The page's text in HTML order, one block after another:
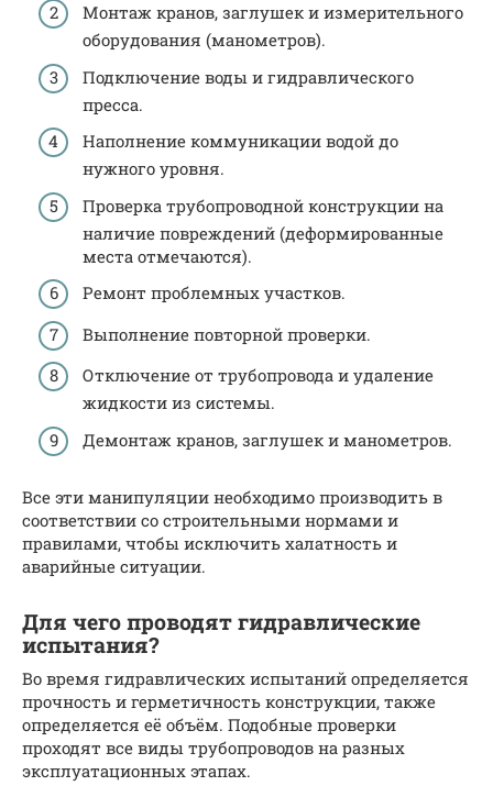
Монтаж кранов, заглушек и измерительного
оборудования (манометров).
Подключение воды и гидравлического
пресса.
Наполнение коммуникации водой до
нужного уровня.
Проверка трубопроводной конструкции на
наличие повреждений (деформированные
места отмечаются).
Ремонт проблемных участков.
Выполнение повторной проверки.
Отключение от трубопровода и удаление
жидкости из системы.
Демонтаж кранов, заглушек и манометров.
Все эти манипуляции необходимо производить в
соответствии со строительными нормами и
правилами, чтобы исключить халатность и
аварийные ситуации.
Для чего проводят гидравлические
испытания?
Во время гидравлических испытаний определяется
прочность и герметичность конструкции, также
определяется её объём. Подобные проверки
проходят все виды трубопроводов на разных
эксплуатационных этапах.